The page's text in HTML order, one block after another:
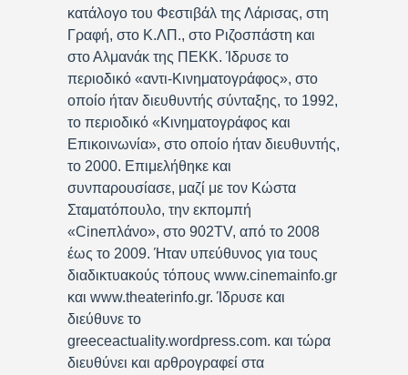
κατάλογο του Φεστιβάλ της Λάρισας, στη
Γραφή, στο Κ.ΛΠ., στο Ριζοσπάστη και
στο Αλμανάκ της ΠΕΚΚ. Ίδρυσε το
περιοδικό «αντι-Κινηματογράφος», στο
οποίο ήταν διευθυντής σύνταξης, το 1992,
το περιοδικό «Κινηματογράφος και
Επικοινωνία», στο οποίο ήταν διευθυντής,
το 2000. Επιμελήθηκε και
συνπαρουσίασε, μαζί με τον Κώστα
Σταματόπουλο, την εκπομπή
«Cineπλάνο», στο 902TV, από το 2008
έως το 2009. Ήταν υπεύθυνος για τους
διαδικτυακούς τόπους www.cinemainfo.gr
και www.theaterinfo.gr. Ίδρυσε και
διεύθυνε το
greeceactuality.wordpress.com. και τώρα
διευθύνει και αρθρογραφεί στα